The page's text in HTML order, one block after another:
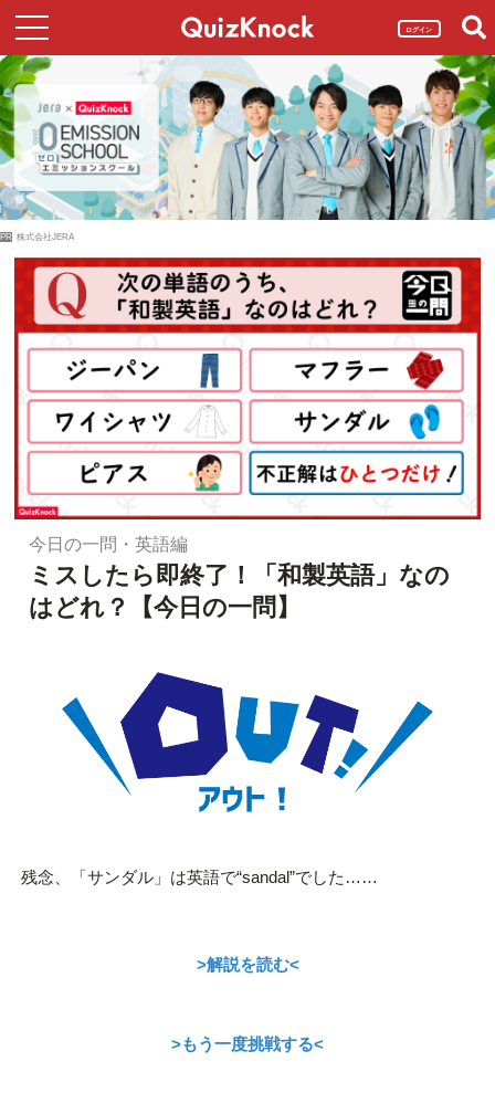
ログイン
PR 株式会社JERA
今日の一問・英語編
ミスしたら即終了！「和製英語」なの
はどれ？【今日の一問】
残念、「サンダル」は英語で“sandal”でした……
>解説を読む<
>もう一度挑戦する<